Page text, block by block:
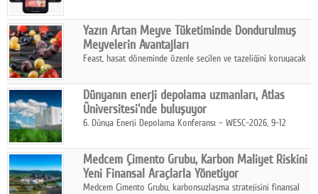
ekonomi ile gerçek dünya alışveriş deneyimi arasında köprü
kurmayı hedefleyen vizyonuyla uluslararası pazarlara açılıyor.
Yazın Artan Meyve Tüketiminde Dondurulmuş
Meyvelerin Avantajları
Feast, hasat döneminde özenle seçilen ve tazeliğini koruyacak
pratik, güvenilir ve lezzetli bir alternatif sunuyor.
Dünyanın enerji depolama uzmanları, Atlas
Üniversitesi'nde buluşuyor
6. Dünya Enerji Depolama Konferansı – WESC-2026, 9-12
sahipliğinde gerçekleştirilecek.
Medcem Çimento Grubu, Karbon Maliyet Riskini
Yeni Finansal Araçlarla Yönetiyor
Medcem Çimento Grubu, karbonsuzlaşma stratejisini finansal